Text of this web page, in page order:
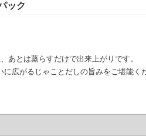
ック
あとは蒸らすだけで出来上がりです。
広がるじゃことだしの旨みをご堪能く